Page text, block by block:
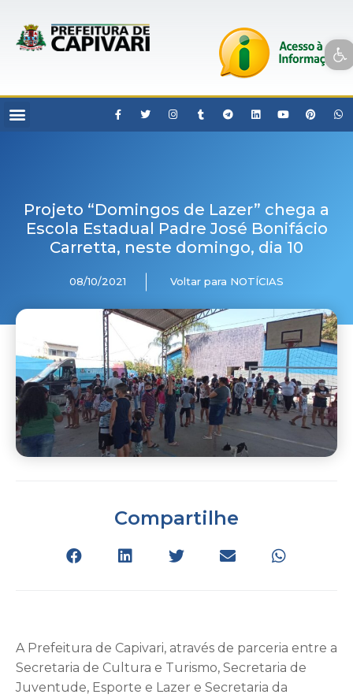
Open toolbar
Projeto “Domingos de Lazer” chega a
Escola Estadual Padre José Bonifácio
Carretta, neste domingo, dia 10
08/10/2021 Voltar para NOTÍCIAS
Compartilhe
A Prefeitura de Capivari, através de parceria entre a
Secretaria de Cultura e Turismo, Secretaria de
Juventude, Esporte e Lazer e Secretaria da